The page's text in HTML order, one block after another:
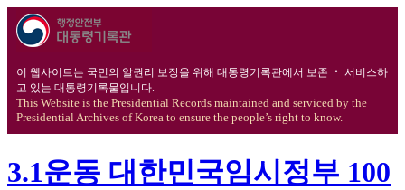
이 웹사이트는 국민의 알권리 보장을 위해 대통령기록관에서 보존 ‧ 서비스하
고 있는 대통령기록물입니다.
This Website is the Presidential Records maintained and serviced by the
Presidential Archives of Korea to ensure the people’s right to know.
3.1운동 대한민국임시정부 100